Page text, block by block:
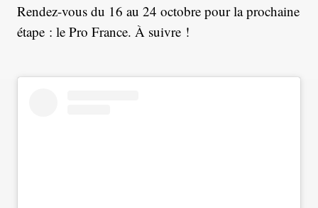
Rendez-vous du 16 au 24 octobre pour la prochaine
étape : le Pro France. À suivre !